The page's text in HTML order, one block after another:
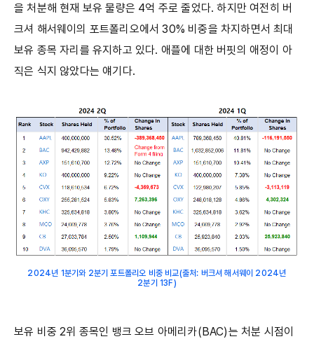
을 처분해 현재 보유 물량은 4억 주로 줄었다. 하지만 여전히 버
크셔 해서웨이의 포트폴리오에서 30% 비중을 차지하면서 최대
보유 종목 자리를 유지하고 있다. 애플에 대한 버핏의 애정이 아
직은 식지 않았다는 얘기다.
2024년 1분기와 2분기 포트폴리오 비중 비교(출처: 버크셔 해서웨이 2024년
2분기 13F)
보유 비중 2위 종목인 뱅크 오브 아메리카(BAC)는 처분 시점이